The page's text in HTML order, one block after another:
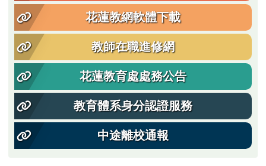
花蓮教網軟體下載
教師在職進修網
花蓮教育處處務公告
教育體系身分認證服務
中途離校通報